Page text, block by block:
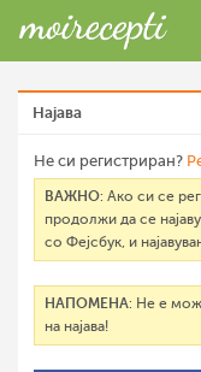
Најава
Не си регистриран?
ВАЖНО: Ако си се
продолжи да се
со Фејсбук, и
НАПОМЕНА: Не е
на најава!